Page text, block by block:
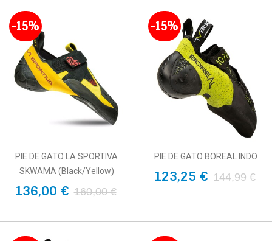
-15%
PIE DE GATO LA SPORTIVA
SKWAMA (Black/Yellow)
136,00 € 160,00 €
-15%
PIE DE GATO BOREAL INDO
123,25 € 144,99 €